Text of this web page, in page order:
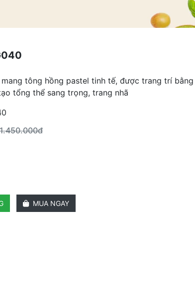
tông hồng pastel tinh tế, được trang trí
tổng thể sang trọng, trang nhã
MUA NGAY